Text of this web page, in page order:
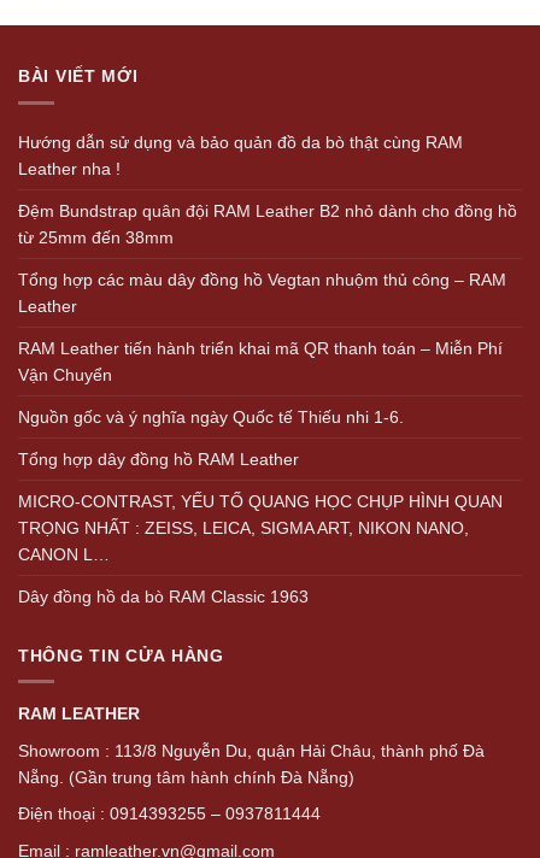
BÀI VIẾT MỚI
Hướng dẫn sử dụng và bảo quản đồ da bò thật cùng RAM
Leather nha !
Đệm Bundstrap quân đội RAM Leather B2 nhỏ dành cho đồng hồ
từ 25mm đến 38mm
Tổng hợp các màu dây đồng hồ Vegtan nhuộm thủ công – RAM
Leather
RAM Leather tiến hành triển khai mã QR thanh toán – Miễn Phí
Vận Chuyển
Nguồn gốc và ý nghĩa ngày Quốc tế Thiếu nhi 1-6.
Tổng hợp dây đồng hồ RAM Leather
MICRO-CONTRAST, YẾU TỐ QUANG HỌC CHỤP HÌNH QUAN
TRỌNG NHẤT : ZEISS, LEICA, SIGMA ART, NIKON NANO,
CANON L…
Dây đồng hồ da bò RAM Classic 1963
THÔNG TIN CỬA HÀNG
RAM LEATHER
Showroom : 113/8 Nguyễn Du, quận Hải Châu, thành phố Đà
Nẵng. (Gần trung tâm hành chính Đà Nẵng)
Điện thoại : 0914393255 – 0937811444
Email : ramleather.vn@gmail.com